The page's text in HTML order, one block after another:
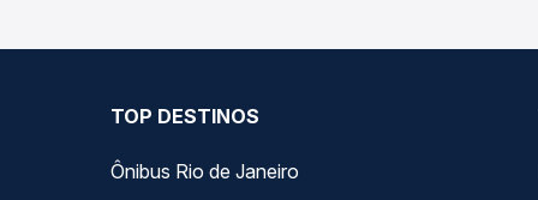
TOP DESTINOS
Ônibus Rio de Janeiro